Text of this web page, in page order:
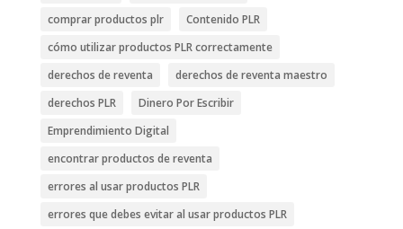
comprar productos plr
Contenido PLR
cómo utilizar productos PLR correctamente
derechos de reventa
derechos de reventa maestro
derechos PLR
Dinero Por Escribir
Emprendimiento Digital
encontrar productos de reventa
errores al usar productos PLR
errores que debes evitar al usar productos PLR